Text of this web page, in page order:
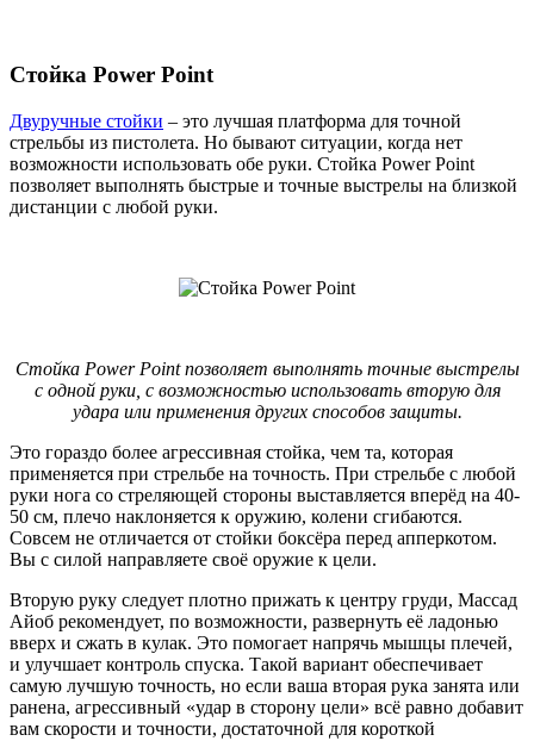
Стойка Power Point
Двуручные стойки – это лучшая платформа для точной
стрельбы из пистолета. Но бывают ситуации, когда нет
возможности использовать обе руки. Стойка Power Point
позволяет выполнять быстрые и точные выстрелы на близкой
дистанции с любой руки.
Стойка Power Point позволяет выполнять точные выстрелы
с одной руки, с возможностью использовать вторую для
удара или применения других способов защиты.
Это гораздо более агрессивная стойка, чем та, которая
применяется при стрельбе на точность. При стрельбе с любой
руки нога со стреляющей стороны выставляется вперёд на 40-
50 см, плечо наклоняется к оружию, колени сгибаются.
Совсем не отличается от стойки боксёра перед апперкотом.
Вы с силой направляете своё оружие к цели.
Вторую руку следует плотно прижать к центру груди, Массад
Айоб рекомендует, по возможности, развернуть её ладонью
вверх и сжать в кулак. Это помогает напрячь мышцы плечей,
и улучшает контроль спуска. Такой вариант обеспечивает
самую лучшую точность, но если ваша вторая рука занята или
ранена, агрессивный «удар в сторону цели» всё равно добавит
вам скорости и точности, достаточной для короткой